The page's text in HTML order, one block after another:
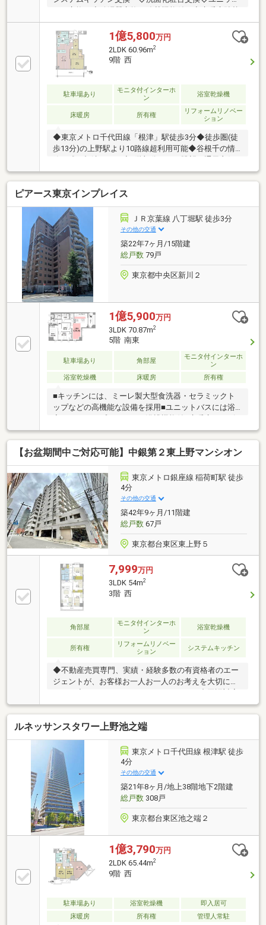
（LD） ◇トイレ交換 ◇クロス貼替◇フローリング
貼替 ◇エコカラット新規（玄関一部）◇給水管・給
湯管・排水管交換（専有部側）・毎日の暮らしにゆと
りができる千代田線「根津」駅まで徒歩３分の好立
地！・大切なペットと一緒に暮らせる「ペット飼育
可」のマンションです。（※２匹迄、他細則有）・開
口部には複層ガラスを採用。断熱性・遮音性に配慮さ
れており、外気温の影響を受けにくく、室内環境を快
適に保ちます。
1億5,800万円
2LDK 60.96m2
9階 西
駐車場あり
モニタ付インターホ
ン
浴室乾燥機
床暖房 所有権
リフォームリノベー
ション
◆東京メトロ千代田線「根津」駅徒歩3分◆徒歩圏(徒
歩13分)の上野駅より10路線超利用可能◆谷根千の情
▼建物・共用部 等・制震柱工法・バリアフリー設
計・ペット可(飼育細則有)・ゲストルーム有り・ホテ
ルライクな内廊下設計・ワインセラー付プライベート
ラウンジ▼室内リノベーション工事内容（令和8年7月
末完成予定）・システムキッチン交換(ビルトイン食洗
機、浄水器一体型水栓、ディスポーザー)・ユニットバ
ス交換(浴室乾燥機、追い焚き機能付き)・洗面化粧台
交換・トイレ交換・フローリング全面貼替・ハウスク
リーニング等
ピアース東京インプレイス
ＪＲ京葉線 八丁堀駅 徒歩3分
その他の交通
築22年7ヶ月/15階建
総戸数79戸
東京都中央区新川２
1億5,900万円
3LDK 70.87m2
5階 南東
駐車場あり 角部屋
モニタ付インターホ
ン
浴室乾燥機
床暖房 所有権
■キッチンには、ミーレ製大型食洗器・セラミックト
ップなどの高機能な設備を採用■ユニットバスには浴
ングダイニングおよびキッチンに設置■70㎡、3LDKで
全室に収納あり■京葉線『八丁堀』駅まで徒歩４分
『東京駅』まで１駅２分！〇リノベーション内容〇＊
システムキッチン・ユニットバス・洗面化粧台・トイ
レ交換＊全壁・全天井クロス貼替＊フローリング・フ
ロアタイル張替・全建具・シューズボックス交換 等
【お盆期間中ご対応可能】中銀第２東上野マンシオン
東京メトロ銀座線 稲荷町駅 徒歩
4分
その他の交通
築42年9ヶ月/11階建
総戸数67戸
東京都台東区東上野５
7,999万円
3LDK 54m2
3階 西
角部屋
モニタ付インターホ
ン
浴室乾燥機
所有権
リフォームリノベー
ション
システムキッチン
◆不動産売買専門、実績・経験多数の有資格者のエー
ジェントが、お客様お一人お一人のお考えを大切にし
■頭金０円からのご購入可能です■（諸費用もOK）
【東宝ハウス東京】提携住宅ローン 下記が全て付帯
（金利上乗せ無し）(1) 【がん団体生命保険】(2)
【金消契約時の印紙代不要】【ガン100％保障団信】
＋【全疾病保障】 ※金融機関との提携で驚きの低金
利と保障を実現しました。
ルネッサンスタワー上野池之端
東京メトロ千代田線 根津駅 徒歩
4分
その他の交通
築21年8ヶ月/地上38階地下2階建
総戸数308戸
東京都台東区池之端２
1億3,790万円
2LDK 65.44m2
9階 西
駐車場あり 浴室乾燥機
即入居可
床暖房
所有権 管理人常駐